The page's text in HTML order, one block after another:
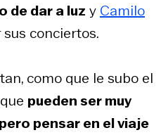
de dar a luz y Camilo
conciertos.
como que le subo el
pueden ser muy
pensar en el viaje